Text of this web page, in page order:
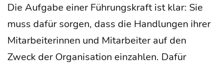
Die Auf­ga­be einer Füh­rungs­kraft ist klar: Sie
muss dafür sor­gen, dass die Hand­lun­gen ihrer
Mit­ar­bei­te­rin­nen und Mit­ar­bei­ter auf den
Zweck der Orga­ni­sa­ti­on ein­zah­len. Dafür